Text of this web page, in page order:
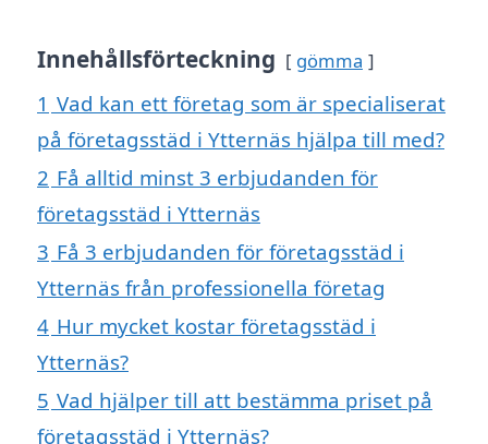
Innehållsförteckning gömma
1 Vad kan ett företag som är specialiserat
på företagsstäd i Ytternäs hjälpa till med?
2 Få alltid minst 3 erbjudanden för
företagsstäd i Ytternäs
3 Få 3 erbjudanden för företagsstäd i
Ytternäs från professionella företag
4 Hur mycket kostar företagsstäd i
Ytternäs?
5 Vad hjälper till att bestämma priset på
företagsstäd i Ytternäs?